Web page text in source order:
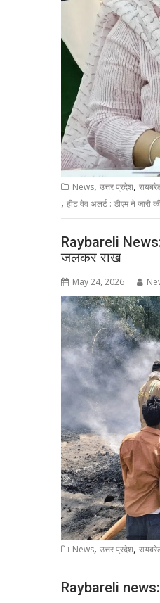
News, उत्तर प्रदेश,
, हीट वेव अलर्ट : डीएम ने जारी
Raybareli News:
जलकर राख
May 24, 2026
News, उत्तर प्रदेश,
Raybareli news: